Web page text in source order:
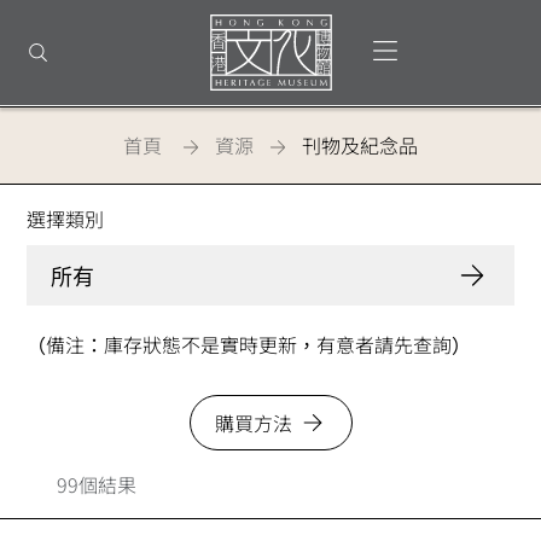
部
打開搜尋
首
頁
打開選單
首頁 資源 刊物及紀念品
港文化博物館 - 刊物及紀念品
選擇類別
所有
（備注：庫存狀態不是實時更新，有意者請先查詢）
購買方法
99個結果